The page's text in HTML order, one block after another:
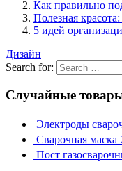
Как правильно
Полезная
5 идей
Дизайн
Search for:
Случайные
Электроды
Сварочная маска
Пост